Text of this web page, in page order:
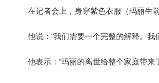
在记者会上，身穿紫色衣服（玛丽生
他说：“我们需要一个完整的解释。
他表示：“玛丽的离世给整个家庭带